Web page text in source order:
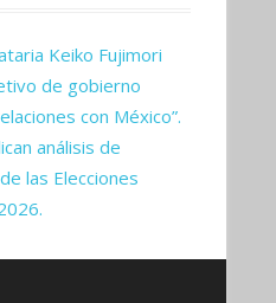
Keiko Fujimori
de gobierno
con México”.
análisis de
las Elecciones